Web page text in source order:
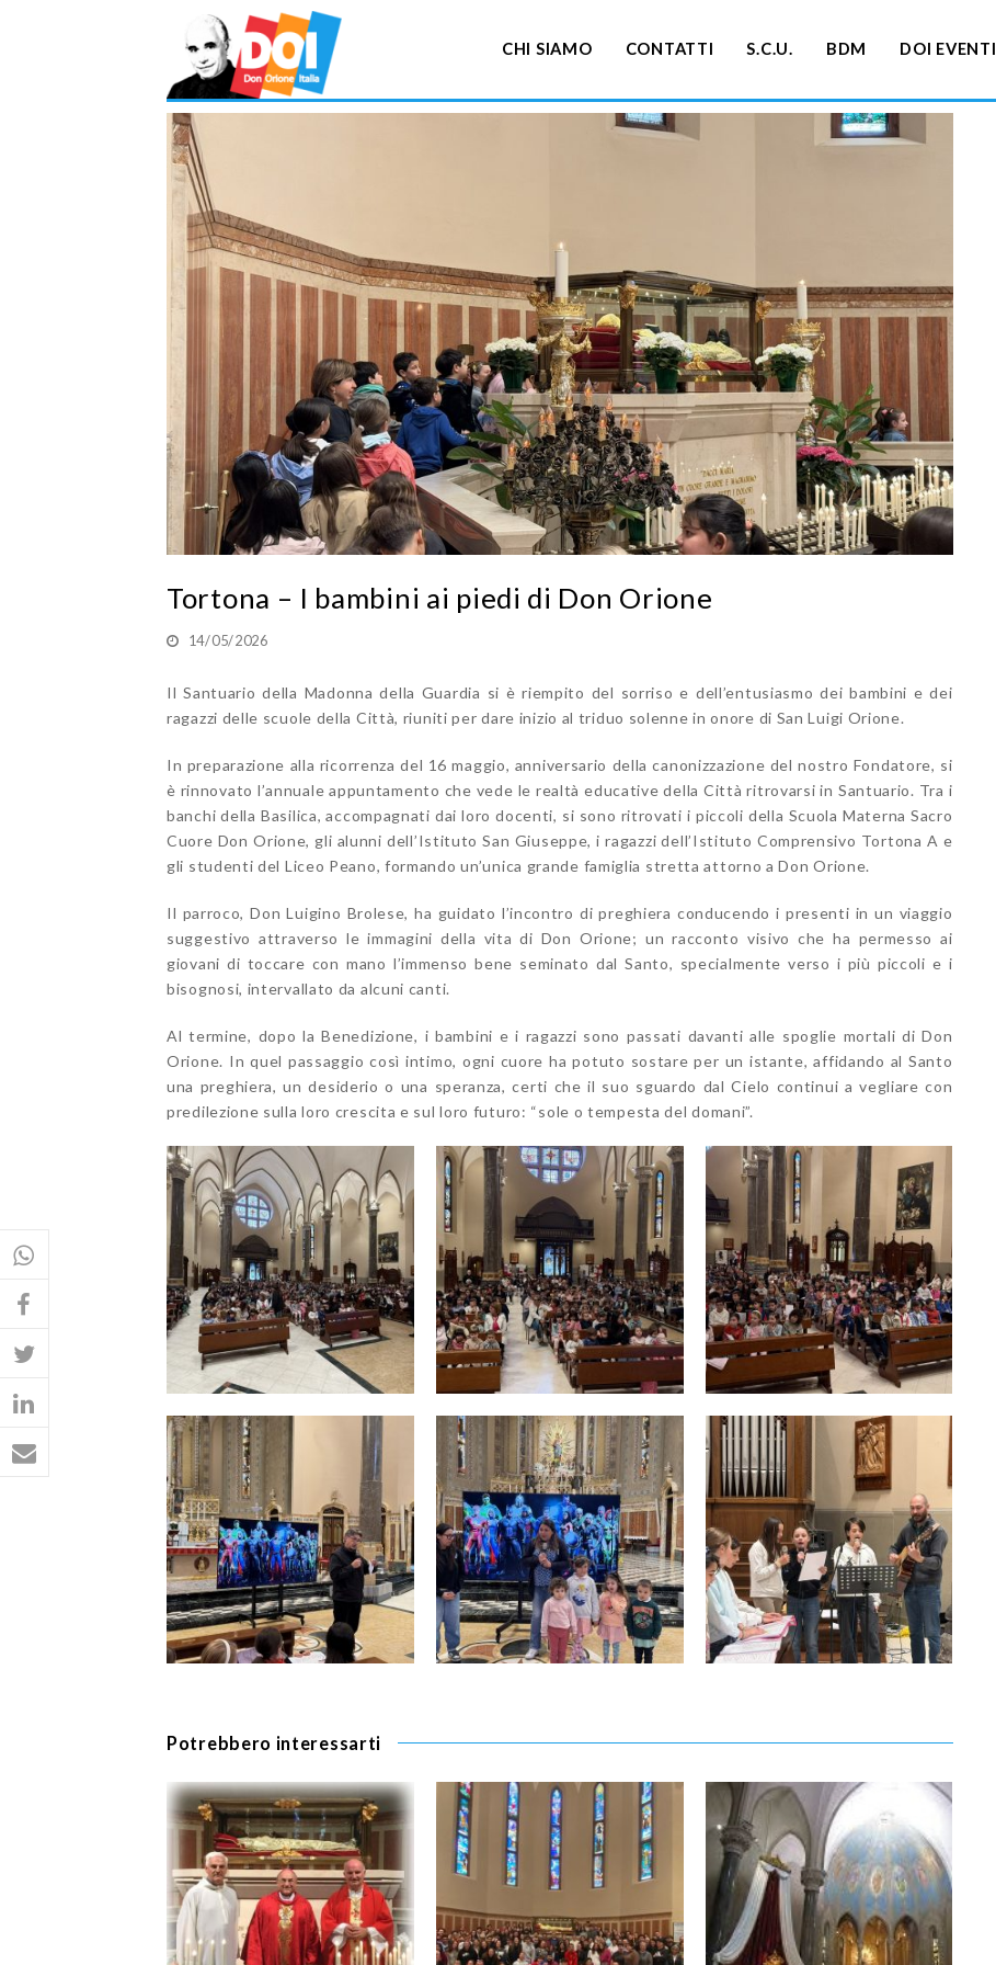
CHI SIAMO CONTATTI S.C.U. BDM DOI EVENTI
Tortona – I bambini ai piedi di Don Orione
14/05/2026
Il Santuario della Madonna della Guardia si è riempito del sorriso e dell’entusiasmo dei bambini e dei
ragazzi delle scuole della Città, riuniti per dare inizio al triduo solenne in onore di San Luigi Orione.
In preparazione alla ricorrenza del 16 maggio, anniversario della canonizzazione del nostro Fondatore, si
è rinnovato l’annuale appuntamento che vede le realtà educative della Città ritrovarsi in Santuario. Tra i
banchi della Basilica, accompagnati dai loro docenti, si sono ritrovati i piccoli della Scuola Materna Sacro
Cuore Don Orione, gli alunni dell’Istituto San Giuseppe, i ragazzi dell’Istituto Comprensivo Tortona A e
gli studenti del Liceo Peano, formando un’unica grande famiglia stretta attorno a Don Orione.
Il parroco, Don Luigino Brolese, ha guidato l’incontro di preghiera conducendo i presenti in un viaggio
suggestivo attraverso le immagini della vita di Don Orione; un racconto visivo che ha permesso ai
giovani di toccare con mano l’immenso bene seminato dal Santo, specialmente verso i più piccoli e i
bisognosi, intervallato da alcuni canti.
Al termine, dopo la Benedizione, i bambini e i ragazzi sono passati davanti alle spoglie mortali di Don
Orione. In quel passaggio così intimo, ogni cuore ha potuto sostare per un istante, affidando al Santo
una preghiera, un desiderio o una speranza, certi che il suo sguardo dal Cielo continui a vegliare con
predilezione sulla loro crescita e sul loro futuro: “sole o tempesta del domani”.
Potrebbero interessarti